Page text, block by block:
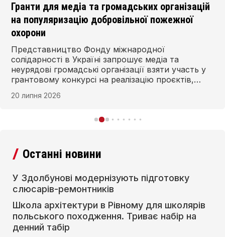
Гранти для медіа та громадських організацій
на популяризацію добровільної пожежної
охорони
Представництво Фонду міжнародної
солідарності в Україні запрошує медіа та
неурядові громадські організації взяти участь у
грантовому конкурсі на реалізацію проєктів,
пожежної охорони в Україні.
20 липня 2026
Останні новини
У Здолбунові модернізують підготовку
слюсарів-ремонтників
Школа архітектури в Рівному для школярів
польського походження. Триває набір на
денний табір